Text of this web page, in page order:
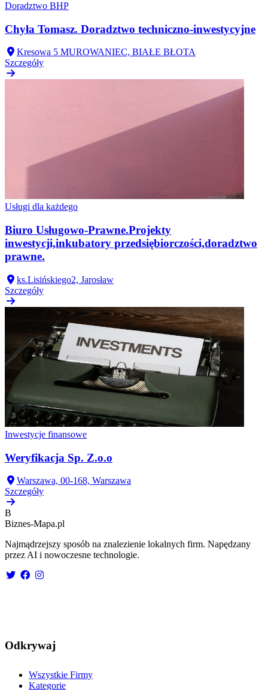
Doradztwo BHP
Chyła Tomasz. Doradztwo techniczno-inwestycyjne
Kresowa 5 MUROWANIEC, BIAŁE BŁOTA
Szczegóły
Usługi dla każdego
Biuro Usługowo-Prawne.Projekty
inwestycji,inkubatory przedsiębiorczości,doradztwo
prawne.
ks.Lisińskiego2, Jarosław
Szczegóły
Inwestycje finansowe
Weryfikacja Sp. Z.o.o
Warszawa, 00-168, Warszawa
Szczegóły
B
Biznes-Mapa.pl
Najmądrzejszy sposób na znalezienie lokalnych firm. Napędzany
przez AI i nowoczesne technologie.
Odkrywaj
Wszystkie Firmy
Kategorie